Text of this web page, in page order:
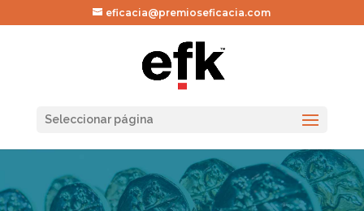
eficacia@premioseficacia.com
Seleccionar página